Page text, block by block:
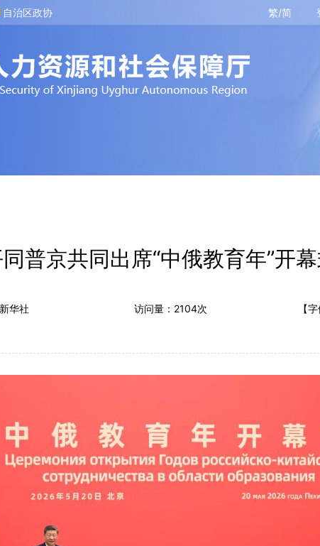
自治区政协 繁/简
普京共同出席“中俄教育年”开
华社 访问量： 2104次 【